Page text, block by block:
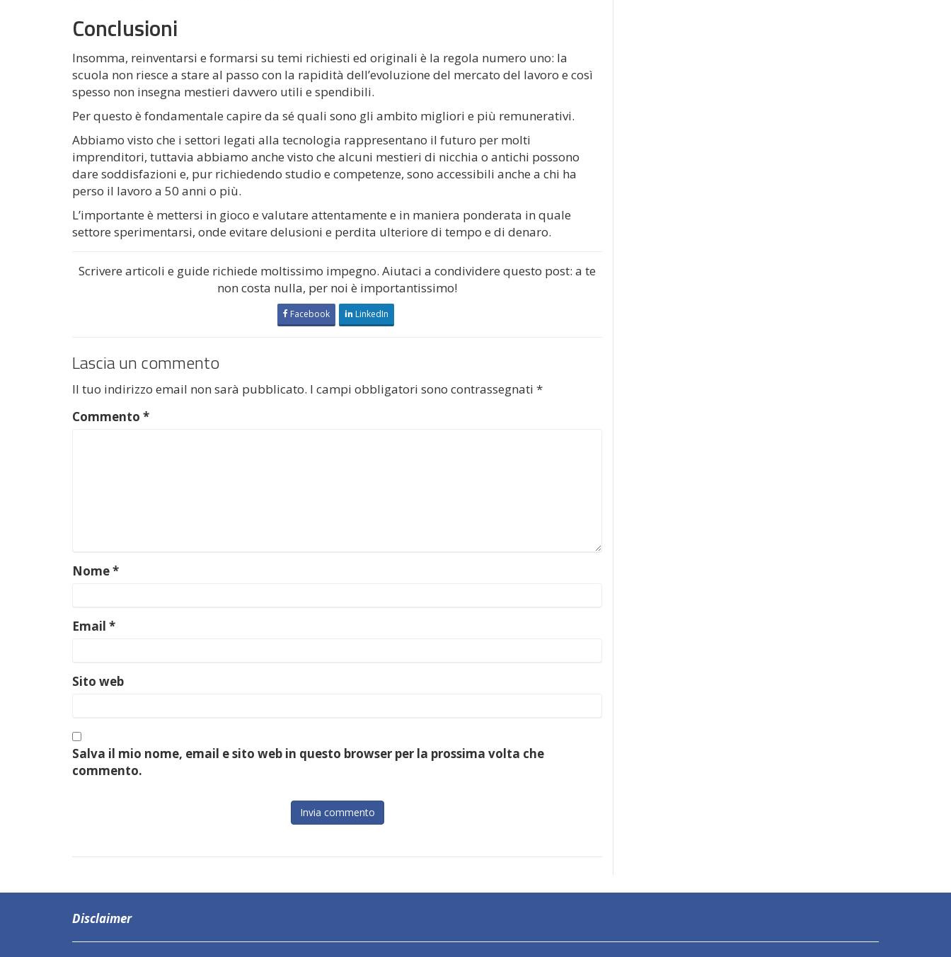
Conclusioni
Insomma, reinventarsi e formarsi su temi richiesti ed originali è la regola numero uno: la
scuola non riesce a stare al passo con la rapidità dell’evoluzione del mercato del lavoro e così
spesso non insegna mestieri davvero utili e spendibili.
Per questo è fondamentale capire da sé quali sono gli ambito migliori e più remunerativi.
Abbiamo visto che i settori legati alla tecnologia rappresentano il futuro per molti
imprenditori, tuttavia abbiamo anche visto che alcuni mestieri di nicchia o antichi possono
dare soddisfazioni e, pur richiedendo studio e competenze, sono accessibili anche a chi ha
perso il lavoro a 50 anni o più.
L’importante è mettersi in gioco e valutare attentamente e in maniera ponderata in quale
settore sperimentarsi, onde evitare delusioni e perdita ulteriore di tempo e di denaro.
Scrivere articoli e guide richiede moltissimo impegno. Aiutaci a condividere questo post: a te
non costa nulla, per noi è importantissimo!
Facebook LinkedIn
Lascia un commento
Il tuo indirizzo email non sarà pubblicato. I campi obbligatori sono contrassegnati *
Commento *
Nome*
Email *
Sito web
Salva il mio nome, email e sito web in questo browser per la prossima volta che
commento.
Disclaimer